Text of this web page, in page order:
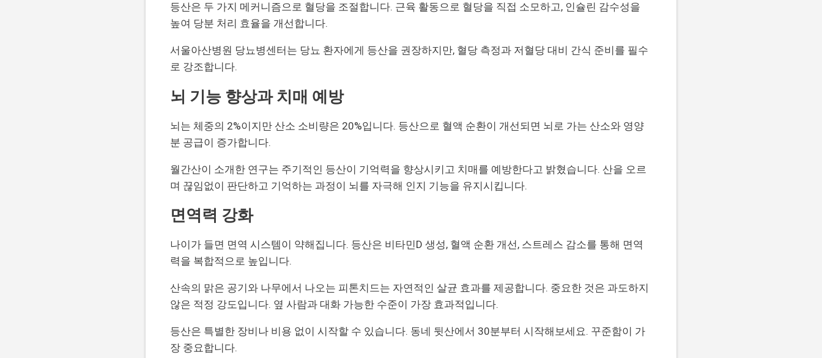
등산은 두 가지 메커니즘으로 혈당을 조절합니다. 근육 활동으로 혈당을 직접 소모하고, 인슐린 감수성을
높여 당분 처리 효율을 개선합니다.
서울아산병원 당뇨병센터는 당뇨 환자에게 등산을 권장하지만, 혈당 측정과 저혈당 대비 간식 준비를 필수
로 강조합니다.
뇌 기능 향상과 치매 예방
뇌는 체중의 2%이지만 산소 소비량은 20%입니다. 등산으로 혈액 순환이 개선되면 뇌로 가는 산소와 영양
분 공급이 증가합니다.
월간산이 소개한 연구는 주기적인 등산이 기억력을 향상시키고 치매를 예방한다고 밝혔습니다. 산을 오르
며 끊임없이 판단하고 기억하는 과정이 뇌를 자극해 인지 기능을 유지시킵니다.
면역력 강화
나이가 들면 면역 시스템이 약해집니다. 등산은 비타민D 생성, 혈액 순환 개선, 스트레스 감소를 통해 면역
력을 복합적으로 높입니다.
산속의 맑은 공기와 나무에서 나오는 피톤치드는 자연적인 살균 효과를 제공합니다. 중요한 것은 과도하지
않은 적정 강도입니다. 옆 사람과 대화 가능한 수준이 가장 효과적입니다.
등산은 특별한 장비나 비용 없이 시작할 수 있습니다. 동네 뒷산에서 30분부터 시작해보세요. 꾸준함이 가
장 중요합니다.